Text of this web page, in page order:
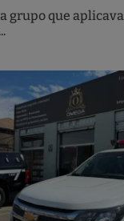
grupo que